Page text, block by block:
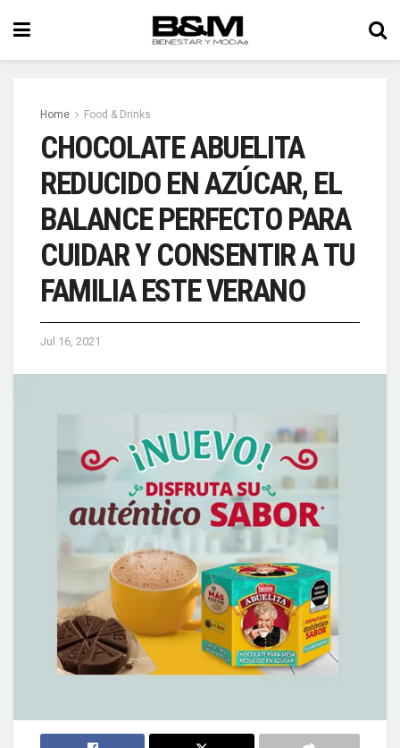
Home Food & Drinks
CHOCOLATE ABUELITA
REDUCIDO EN AZÚCAR, EL
BALANCE PERFECTO PARA
CUIDAR Y CONSENTIR A TU
FAMILIA ESTE VERANO
Jul 16, 2021